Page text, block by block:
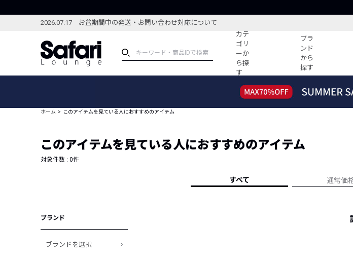
2026.07.17 お盆期間中の発送・お問い合わせ対応について
カテ
ゴリ
ーか
ら探
す
ブラ
ンド
から
探す
ブランドから探す
新着アイテム
編集部のおすすめアイテム
特集記事
コーディネート
すべての記事
ーデ紹介
人気記事ランキング
ホーム このアイテムを見ている人におすすめのアイテム
このアイテムを見ている人におすすめのアイテム
対象件数 : 0件
すべて 通常価
ブランド
ブランドを選択